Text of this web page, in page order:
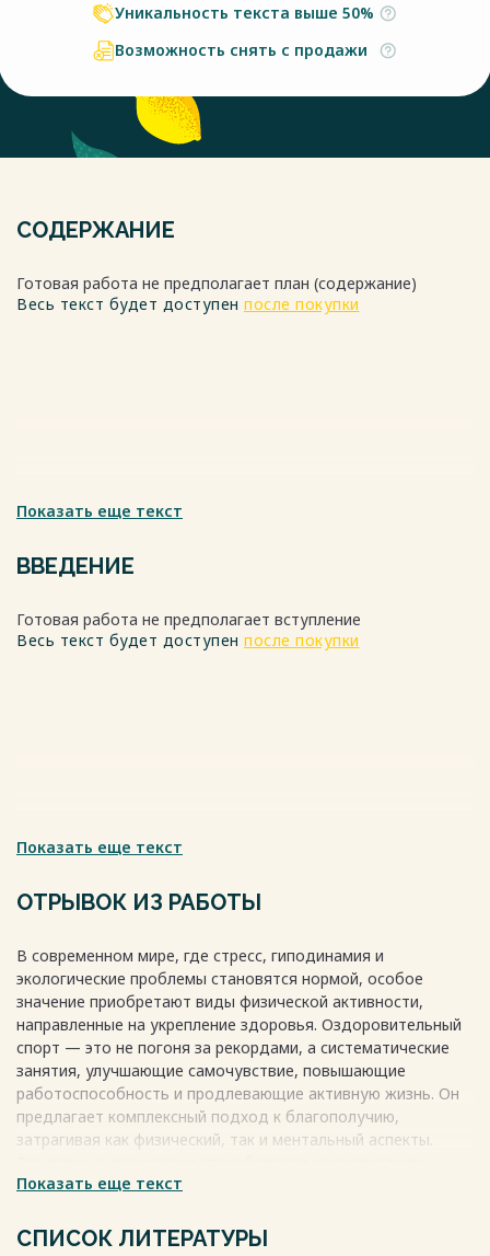
Уникальность текста выше 50%
Возможность снять с продажи
СОДЕРЖАНИЕ
Готовая работа не предполагает план (содержание)
Весь текст будет доступен после покупки
Показать еще текст
ВВЕДЕНИЕ
Готовая работа не предполагает вступление
Весь текст будет доступен после покупки
Показать еще текст
ОТРЫВОК ИЗ РАБОТЫ
В современном мире, где стресс, гиподинамия и
экологические проблемы становятся нормой, особое
значение приобретают виды физической активности,
направленные на укрепление здоровья. Оздоровительный
спорт — это не погоня за рекордами, а систематические
занятия, улучшающие самочувствие, повышающие
работоспособность и продлевающие активную жизнь. Он
предлагает комплексный подход к благополучию,
затрагивая как физический, так и ментальный аспекты.
обмена веществ, укреплению сердечно-сосудистой
помогают справиться с эмоциональным напряжением,
Показать еще текст
СПИСОК ЛИТЕРАТУРЫ